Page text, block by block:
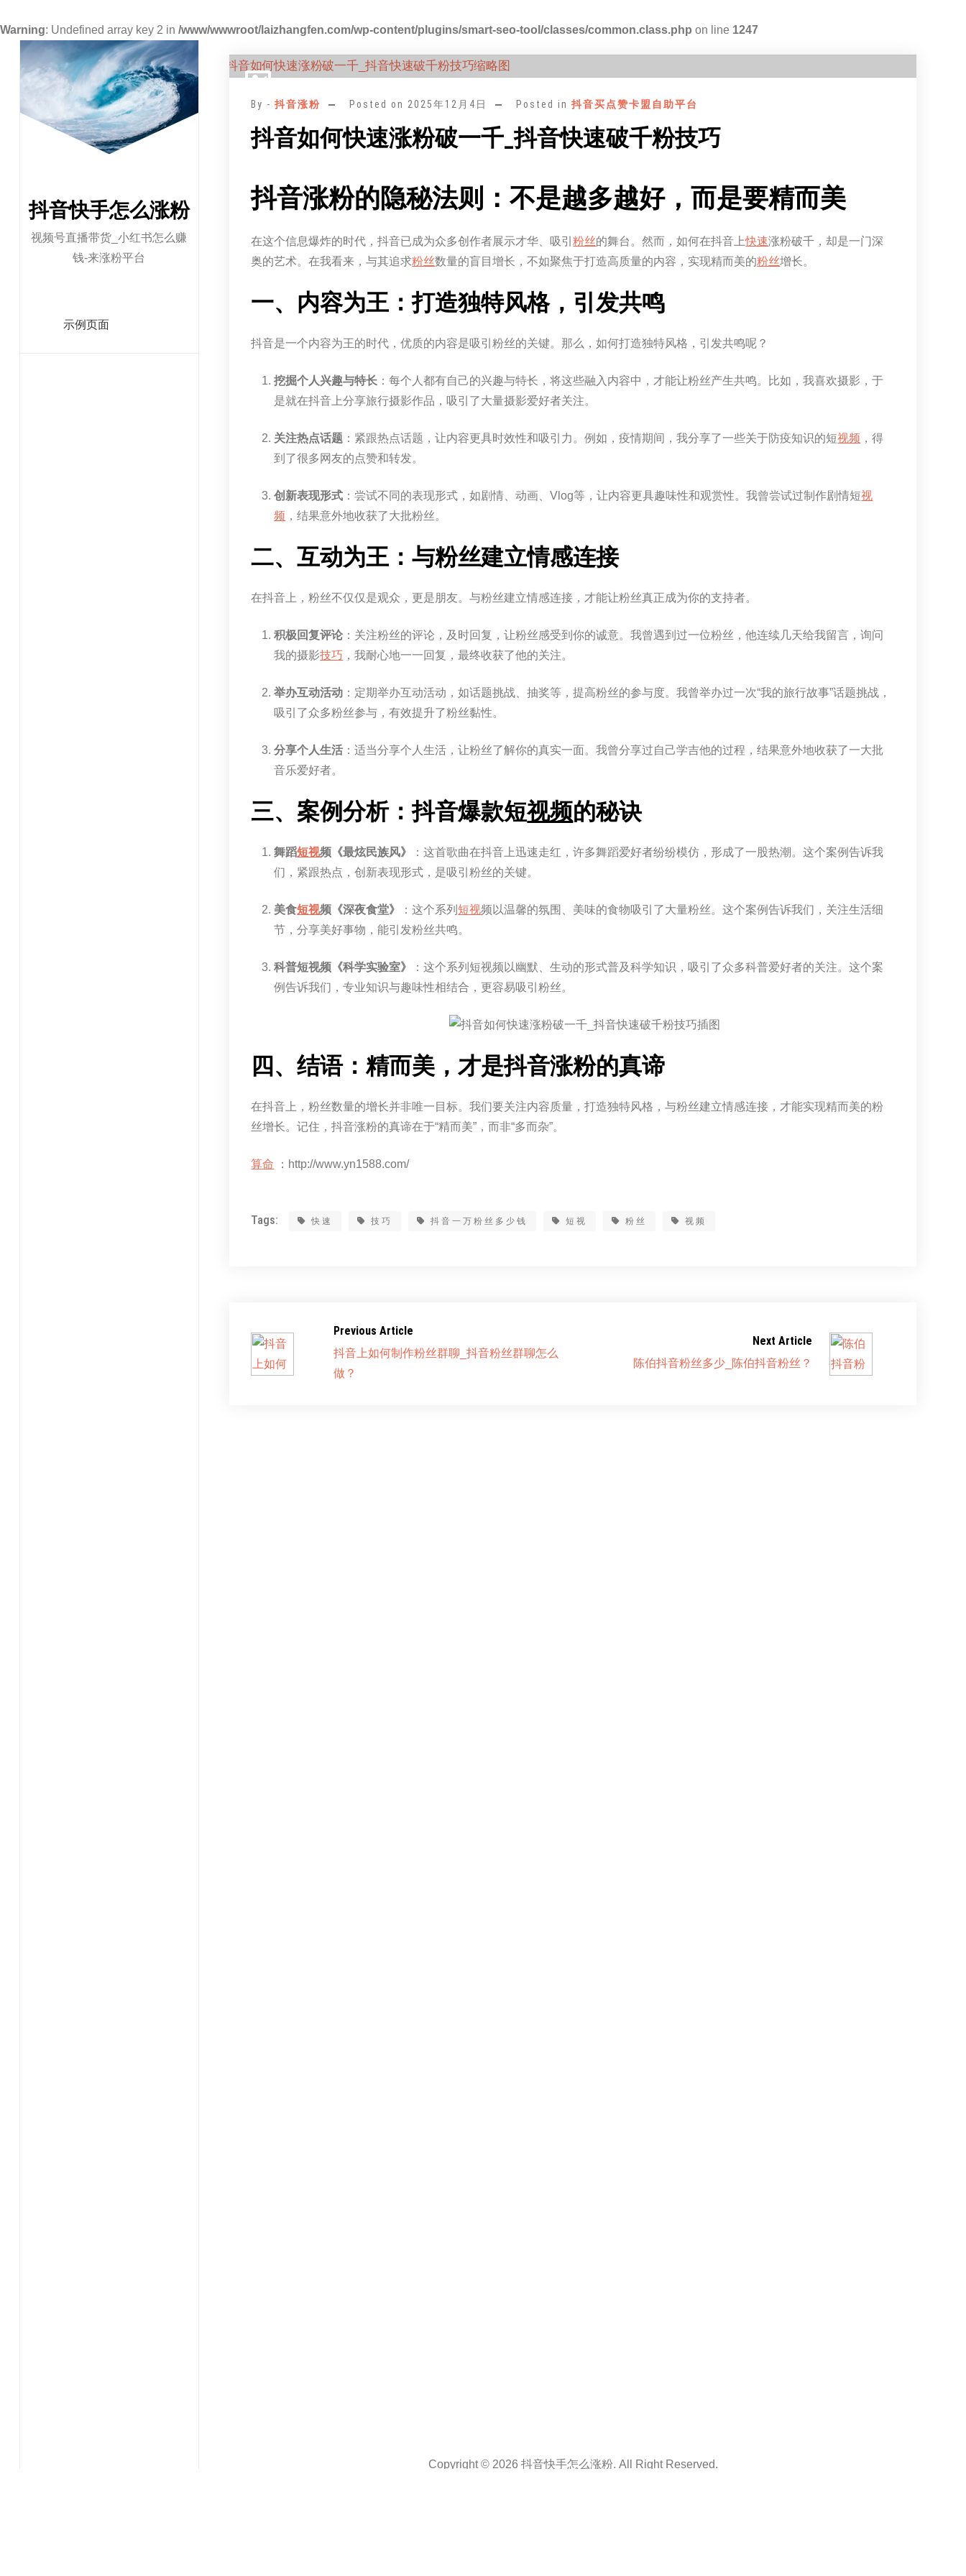
Warning: Undefined array key 2 in /www/wwwroot/laizhangfen.com/wp-content/plugins/smart-seo-tool/classes/common.class.php on line 1247
抖音快手怎么涨粉
视频号直播带货_小红书怎么赚
钱-来涨粉平台
示例页面
By -抖音涨粉 Posted on 2025年12月4日 Posted in抖音买点赞卡盟自助平台
抖音如何快速涨粉破一千_抖音快速破千粉技巧
抖音涨粉的隐秘法则：不是越多越好，而是要精而美
在这个信息爆炸的时代，抖音已成为众多创作者展示才华、吸引粉丝的舞台。然而，如何在抖音上快速涨粉破千，却是一门深
奥的艺术。在我看来，与其追求粉丝数量的盲目增长，不如聚焦于打造高质量的内容，实现精而美的粉丝增长。
一、内容为王：打造独特风格，引发共鸣
抖音是一个内容为王的时代，优质的内容是吸引粉丝的关键。那么，如何打造独特风格，引发共鸣呢？
挖掘个人兴趣与特长 ：每个人都有自己的兴趣与特长，将这些融入内容中，才能让粉丝产生共鸣。比如，我喜欢摄影，于
是就在抖音上分享旅行摄影作品，吸引了大量摄影爱好者关注。
关注热点话题 ：紧跟热点话题，让内容更具时效性和吸引力。例如，疫情期间，我分享了一些关于防疫知识的短视频 ，得
到了很多网友的点赞和转发。
创新表现形式 ：尝试不同的表现形式，如剧情、动画、Vlog等，让内容更具趣味性和观赏性。我曾尝试过制作剧情短视
频 ，结果意外地收获了大批粉丝。
二、互动为王：与粉丝建立情感连接
在抖音上，粉丝不仅仅是观众，更是朋友。与粉丝建立情感连接，才能让粉丝真正成为你的支持者。
积极回复评论 ：关注粉丝的评论，及时回复，让粉丝感受到你的诚意。我曾遇到过一位粉丝，他连续几天给我留言，询问
我的摄影技巧 ，我耐心地一一回复，最终收获了他的关注。
举办互动活动 ：定期举办互动活动，如话题挑战、抽奖等，提高粉丝的参与度。我曾举办过一次“我的旅行故事”话题挑战，
吸引了众多粉丝参与，有效提升了粉丝黏性。
分享个人生活 ：适当分享个人生活，让粉丝了解你的真实一面。我曾分享过自己学吉他的过程，结果意外地收获了一大批
音乐爱好者。
三、案例分析：抖音爆款短视频的秘诀
舞蹈短视频《最炫民族风》
：这首歌曲在抖音上迅速走红，许多舞蹈爱好者纷纷模仿，形成了一股热潮。这个案例告诉我
们，紧跟热点，创新表现形式，是吸引粉丝的关键。
美食短视频《深夜食堂》 ：这个系列短视频以温馨的氛围、美味的食物吸引了大量粉丝。这个案例告诉我们，关注生活细
节，分享美好事物，能引发粉丝共鸣。
科普短视频《科学实验室》
：这个系列短视频以幽默、生动的形式普及科学知识，吸引了众多科普爱好者的关注。这个案
例告诉我们，专业知识与趣味性相结合，更容易吸引粉丝。
四、结语：精而美，才是抖音涨粉的真谛
在抖音上，粉丝数量的增长并非唯一目标。我们要关注内容质量，打造独特风格，与粉丝建立情感连接，才能实现精而美的粉
丝增长。记住，抖音涨粉的真谛在于“精而美”，而非“多而杂”。
算命 ：http://www.yn1588.com/
Tags: 快速 技巧 抖音一万粉丝多少钱 短视 粉丝 视频
Previous Article
抖音上如何制作粉丝群聊_抖音粉丝群聊怎么
做？
Next Article
陈伯抖音粉丝多少_陈伯抖音粉丝？
Copyright © 2026 抖音快手怎么涨粉. All Right Reserved.